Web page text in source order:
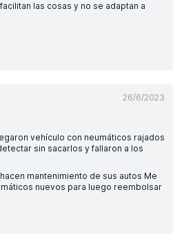
las cosas y no se adaptan a
26/6/2023
vehículo con neumáticos rajados
sin sacarlos y fallaron a los
mantenimiento de sus autos Me
nuevos para luego reembolsar